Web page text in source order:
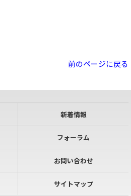
前のページに戻る
新着情報
フォーラム
お問い合わせ
サイトマップ